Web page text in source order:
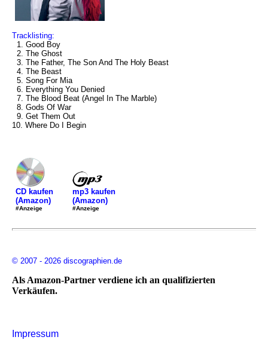
Tracklisting:
1. Good Boy
2. The Ghost
3. The Father, The Son And The Holy Beast
4. The Beast
5. Song For Mia
6. Everything You Denied
7. The Blood Beat (Angel In The Marble)
8. Gods Of War
9. Get Them Out
10. Where Do I Begin
CD kaufen
(Amazon)
#Anzeige
mp3 kaufen
(Amazon)
#Anzeige
© 2007 - 2026 discographien.de
Als Amazon-Partner verdiene ich an qualifizierten
Verkäufen.
Impressum